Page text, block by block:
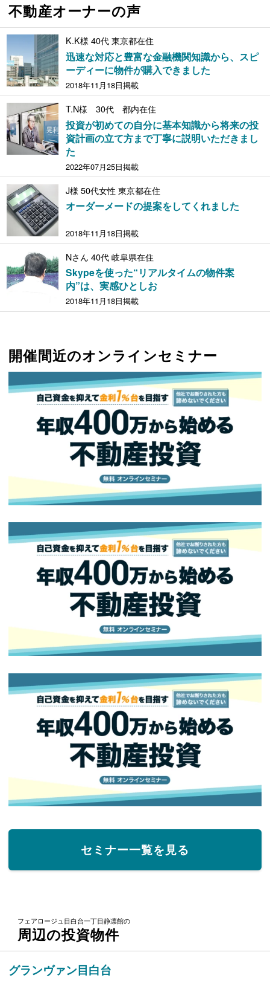
不動産オーナーの声
K.K様 40代 東京都在住
迅速な対応と豊富な金融機関知識から、スピ
ーディーに物件が購入できました
2018年11月18日掲載
T.N様 30代 都内在住
投資が初めての自分に基本知識から将来の投
資計画の立て方まで丁寧に説明いただきまし
た
2022年07月25日掲載
J様 50代女性 東京都在住
オーダーメードの提案をしてくれました
2018年11月18日掲載
Nさん 40代 岐阜県在住
Skypeを使った“リアルタイムの物件案
内”は、実感ひとしお
2018年11月18日掲載
開催間近のオンラインセミナー
セミナー一覧を見る
フェアロージュ目白台一丁目静凛館の
周辺の投資物件
グランヴァン目白台